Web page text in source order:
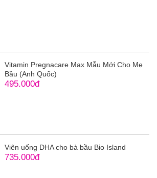
Vitamin Pregnacare Max Mẫu Mới Cho Mẹ
Bầu (Anh Quốc)
495.000đ
Viên uống DHA cho bà bầu Bio Island
735.000đ